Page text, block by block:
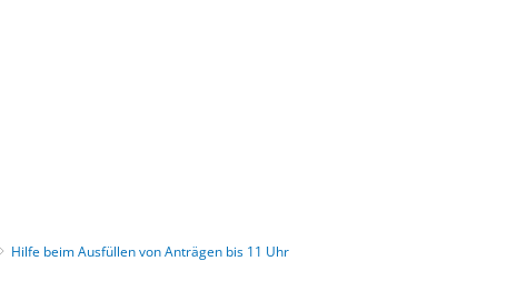
Hilfe beim Ausfüllen von Anträgen bis 11 Uhr